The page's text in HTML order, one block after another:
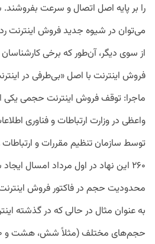
را بر پایه اصل اتصال و سرعت
می‌توان در شیوه جدید فروش اینترنت
از سوی دیگر، آن‌طور که برخی
فروش اینترنت با اصل «بی‌طرفی در
ماجرا: توقف فروش اینترنت حجمی یکی
واعظی در وزارت ارتباطات و فناوری
توسط سازمان تنظیم مقررات و
۲۶۰ این نهاد در اول مرداد امسال